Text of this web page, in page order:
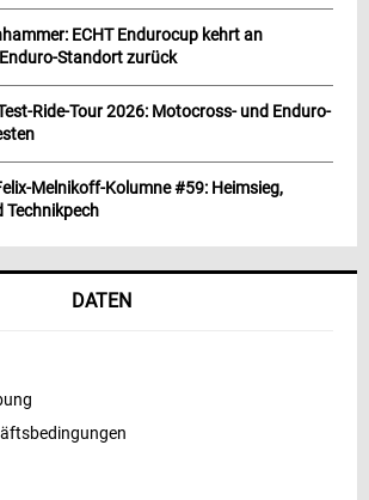
ECHT Endurocup kehrt an
Standort zurück
Ride-Tour 2026: Motocross- und Enduro-
Melnikoff-Kolumne #59: Heimsieg,
Technikpech
DATEN